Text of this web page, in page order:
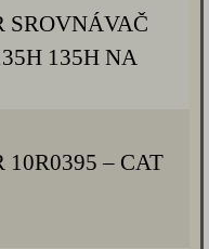
SROVNÁVAČ
135H NA
10R0395 – CAT